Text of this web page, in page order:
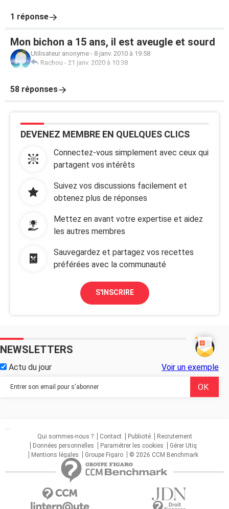
1 réponse
Mon bichon a 15 ans, il est aveugle et sourd
Utilisateur anonyme - 8 janv. 2010 à 19:58
Rachou - 21 janv. 2020 à 10:38
58 réponses
DEVENEZ MEMBRE EN QUELQUES CLICS
Connectez-vous simplement avec ceux qui
partagent vos intérêts
Suivez vos discussions facilement et
obtenez plus de réponses
Mettez en avant votre expertise et aidez
les autres membres
Sauvegardez et partagez vos recettes
préférées avec la communauté
S'INSCRIRE
NEWSLETTERS
Actu du jour Voir un exemple
...
Qui sommes-nous ?
Contact Publicité
Recrutement
Données personnelles
Paramétrer les cookies
Gérer Utiq
Mentions légales
Groupe Figaro © 2026 CCM Benchmark